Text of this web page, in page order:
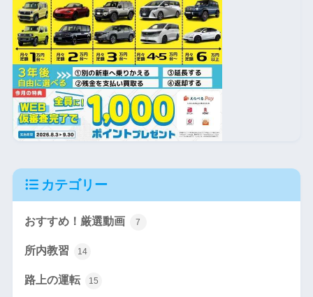
カテゴリー
おすすめ！厳選動画 7
所内教習 14
路上の運転 15